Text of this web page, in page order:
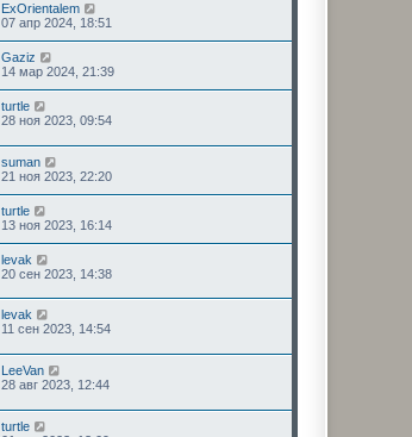
ExOrientalem
07 апр 2024, 18:51
Gaziz
14 мар 2024, 21:39
turtle
28 ноя 2023, 09:54
suman
21 ноя 2023, 22:20
turtle
13 ноя 2023, 16:14
levak
20 сен 2023, 14:38
levak
11 сен 2023, 14:54
LeeVan
28 авг 2023, 12:44
turtle